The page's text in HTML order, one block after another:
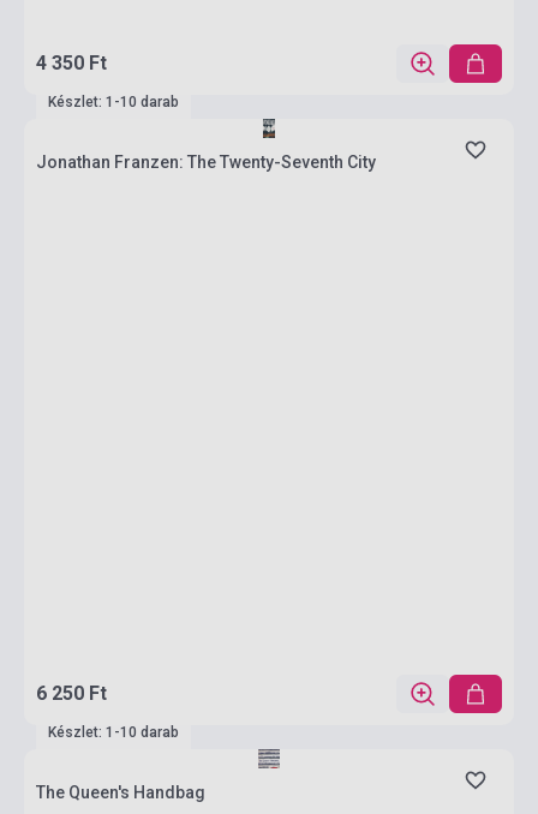
4 350 Ft
Készlet: 1-10 darab
Jonathan Franzen: The Twenty-Seventh City
6 250 Ft
Készlet: 1-10 darab
The Queen's Handbag